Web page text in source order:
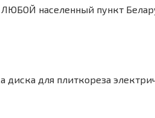
населенный пункт
диска для плиткореза